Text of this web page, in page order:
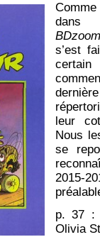
dans
s’est
leur
Nous
se
2015-
p. 37
Olivia